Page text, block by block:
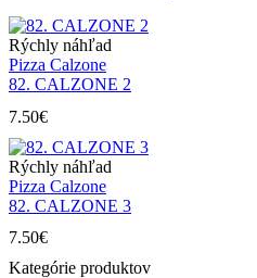
Rýchly náhľad
Pizza Calzone
82. CALZONE 2
7.50€
Rýchly náhľad
Pizza Calzone
82. CALZONE 3
7.50€
Kategórie produktov